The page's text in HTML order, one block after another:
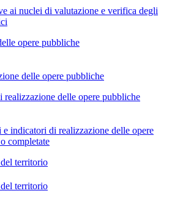
ai nuclei di valutazione e verifica degli
opere pubbliche
delle opere pubbliche
delle opere pubbliche
indicatori di realizzazione delle opere
completate
territorio
territorio